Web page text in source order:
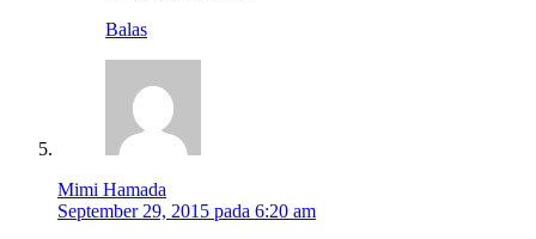
Balas
Mimi Hamada
September 29, 2015 pada 6:20 am